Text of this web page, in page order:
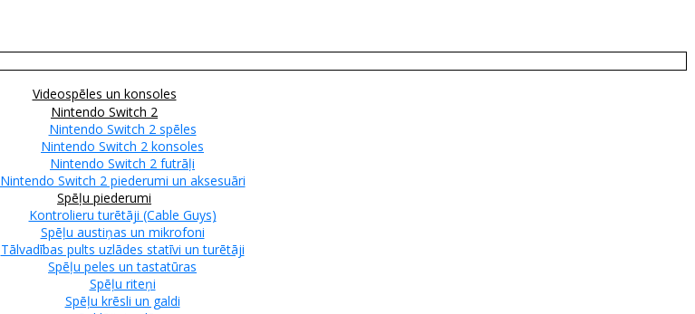
Videospēles un konsoles
Nintendo Switch 2
Nintendo Switch 2 spēles
Nintendo Switch 2 konsoles
Nintendo Switch 2 futrāļi
Nintendo Switch 2 piederumi un aksesuāri
Spēļu piederumi
Kontrolieru turētāji (Cable Guys)
Spēļu austiņas un mikrofoni
Tālvadības pults uzlādes statīvi un turētāji
Spēļu peles un tastatūras
Spēļu riteņi
Spēļu krēsli un galdi